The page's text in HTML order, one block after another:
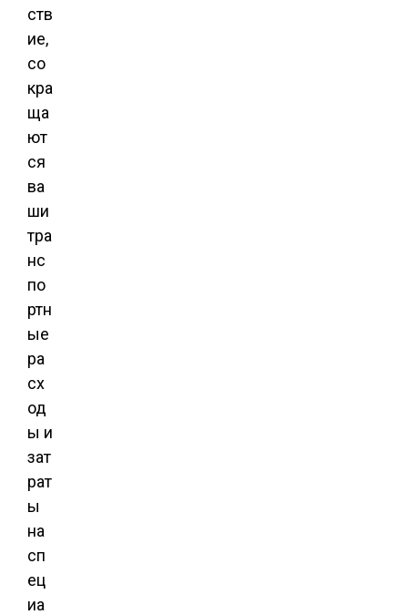
ств
ие,
со
кра
ща
ют
ся
ва
ши
тра
нс
по
ртн
ые
ра
сх
од
ы и
зат
рат
ы
на
сп
ец
иа